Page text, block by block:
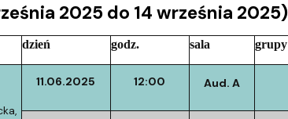
2025 do 14 września 2025)
dzień godz. sala grupy
11.06.2025 12:00 Aud. A